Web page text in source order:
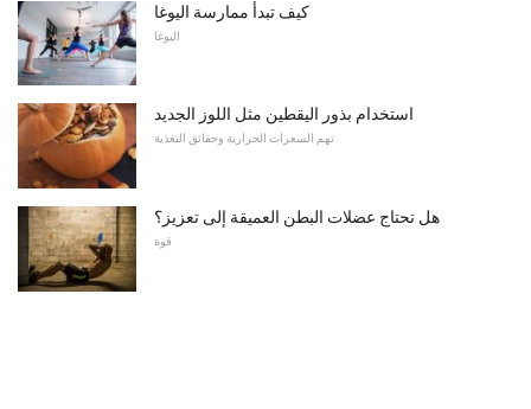
كيف تبدأ ممارسة اليوغا
اليوغا
استخدام بذور اليقطين مثل اللوز الجديد
تهم السعرات الحرارية وحقائق التغذية
هل تحتاج عضلات البطن العميقة إلى تعزيز؟
قوة